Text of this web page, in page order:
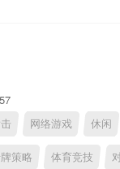
网络游戏 休闲
策略 体育竞技